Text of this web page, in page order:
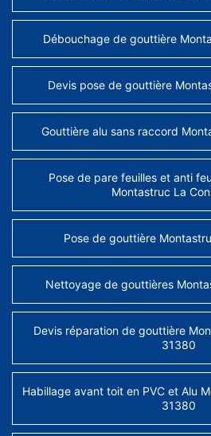
Débouchage de gouttière
Devis pose de gouttière
Gouttière alu sans raccord
Pose de pare feuilles et anti
Montastruc La
Pose de gouttière
Nettoyage de gouttières
Devis réparation de gouttière
31380
Habillage avant toit en PVC et Alu
31380